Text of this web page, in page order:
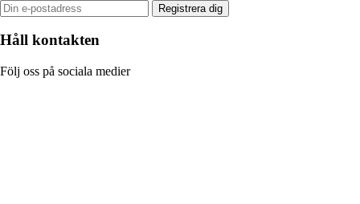
Registrera dig
Håll kontakten
Följ oss på sociala medier